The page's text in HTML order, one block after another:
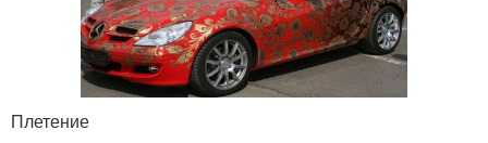
Плетение